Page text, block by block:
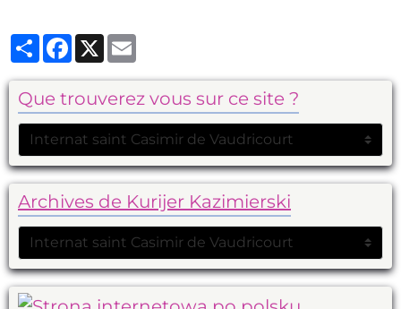
PartagerFacebook
X
Que trouverez vous sur ce site ?
Archives de Kurijer Kazimierski